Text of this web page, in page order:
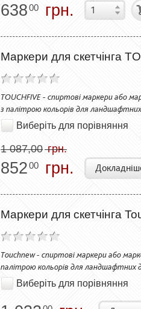
63800 грн.
Маркери для скетчінга
TOUCHFIVE - спиртові маркери або
з палітрою кольорів для ландшафтних
Виберіть для порівняння
1 087,00грн.
85200 грн.
Маркери для скетчінга
Touchnew - спиртові маркери або
палітрою кольорів для ландшафтних
Виберіть для порівняння